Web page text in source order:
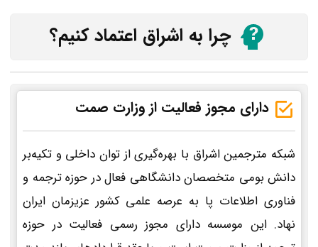
چرا به اشراق اعتماد کنیم؟
دارای مجوز فعالیت از وزارت صمت
شبکه مترجمین اشراق با بهره‌گیری از توان داخلی و تکیه‌بر
دانش بومی متخصصان دانشگاهی فعال در حوزه ترجمه و
فناوری اطلاعات پا به عرصه علمی کشور عزیزمان ایران
نهاد. این موسسه دارای مجوز رسمی فعالیت در حوزه